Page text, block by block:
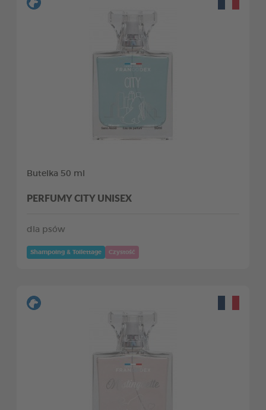
Butelka 50 ml
PERFUMY CITY UNISEX
dla psów
Shampoing & Toilettage Czystość